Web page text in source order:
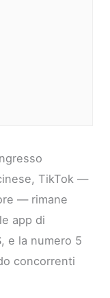
TikTok —
— rimane
app di
e la numero 5
concorrenti